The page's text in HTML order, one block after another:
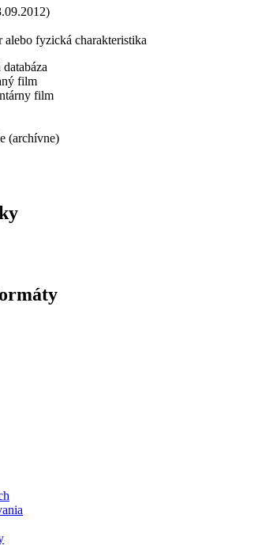
alebo fyzická charakteristika
film
film
(archívne)